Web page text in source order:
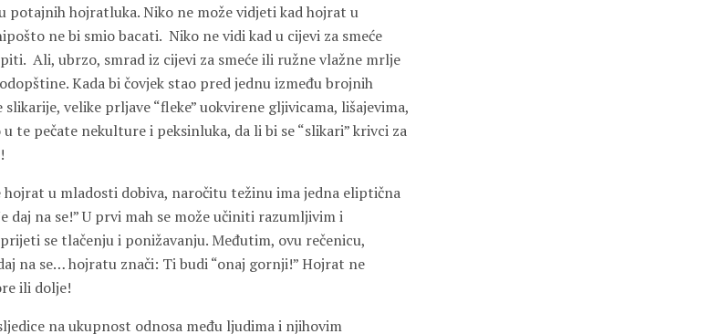
potajnih hojratluka. Niko ne može vidjeti kad hojrat u
ne bi smio bacati. Niko ne vidi kad u cijevi za smeće
Ali, ubrzo, smrad iz cijevi za smeće ili ružne vlažne mrlje
Kada bi čovjek stao pred jednu između brojnih
velike prljave “fleke” uokvirene gljivicama, lišajevima,
te pečate nekulture i peksinluka, da li bi se “slikari” krivci za
u mladosti dobiva, naročitu težinu ima jedna eliptična
daj na se!” U prvi mah se može učiniti razumljivim i
se tlačenju i ponižavanju. Međutim, ovu rečenicu,
na se… hojratu znači: Ti budi “onaj gornji!” Hojrat ne
ili dolje!
na ukupnost odnosa među ljudima i njihovim